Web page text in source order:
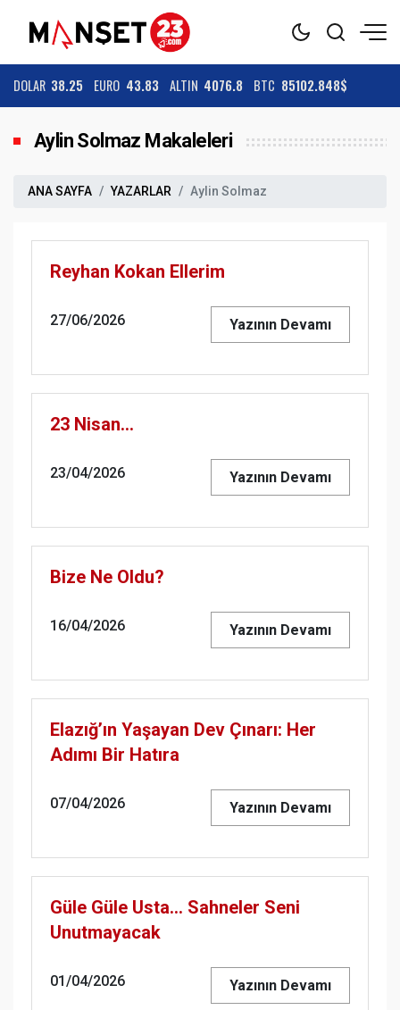
DOLAR 38.25 EURO 43.83 ALTIN 4076.8 BTC 85102.848$
Aylin Solmaz Makaleleri
ANA SAYFA YAZARLAR Aylin Solmaz
Reyhan Kokan Ellerim
27/06/2026 Yazının Devamı
23 Nisan…
23/04/2026 Yazının Devamı
Bize Ne Oldu?
16/04/2026 Yazının Devamı
Elazığ’ın Yaşayan Dev Çınarı: Her
Adımı Bir Hatıra
07/04/2026 Yazının Devamı
Güle Güle Usta… Sahneler Seni
Unutmayacak
01/04/2026 Yazının Devamı